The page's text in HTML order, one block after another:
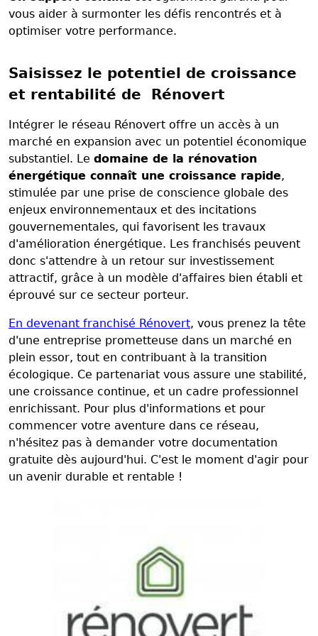
vous aider à surmonter les défis rencontrés et à
optimiser votre performance.
Saisissez le potentiel de croissance
et rentabilité de Rénovert
Intégrer le réseau Rénovert offre un accès à un
marché en expansion avec un potentiel économique
substantiel. Le domaine de la rénovation
énergétique connaît une croissance rapide,
stimulée par une prise de conscience globale des
enjeux environnementaux et des incitations
gouvernementales, qui favorisent les travaux
d'amélioration énergétique. Les franchisés peuvent
donc s'attendre à un retour sur investissement
attractif, grâce à un modèle d'affaires bien établi et
éprouvé sur ce secteur porteur.
En devenant franchisé Rénovert, vous prenez la tête
d'une entreprise prometteuse dans un marché en
plein essor, tout en contribuant à la transition
écologique. Ce partenariat vous assure une stabilité,
une croissance continue, et un cadre professionnel
enrichissant. Pour plus d'informations et pour
commencer votre aventure dans ce réseau,
n'hésitez pas à demander votre documentation
gratuite dès aujourd'hui. C'est le moment d'agir pour
un avenir durable et rentable !